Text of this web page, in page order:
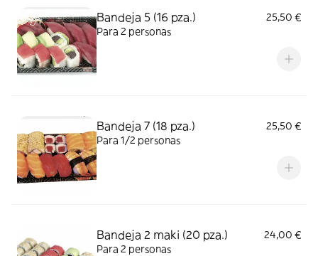
Bandeja 5 (16 pza.)
25,50 €
Para 2 personas
Bandeja 7 (18 pza.)
25,50 €
Para 1/2 personas
Bandeja 2 maki (20 pza.)
24,00 €
Para 2 personas